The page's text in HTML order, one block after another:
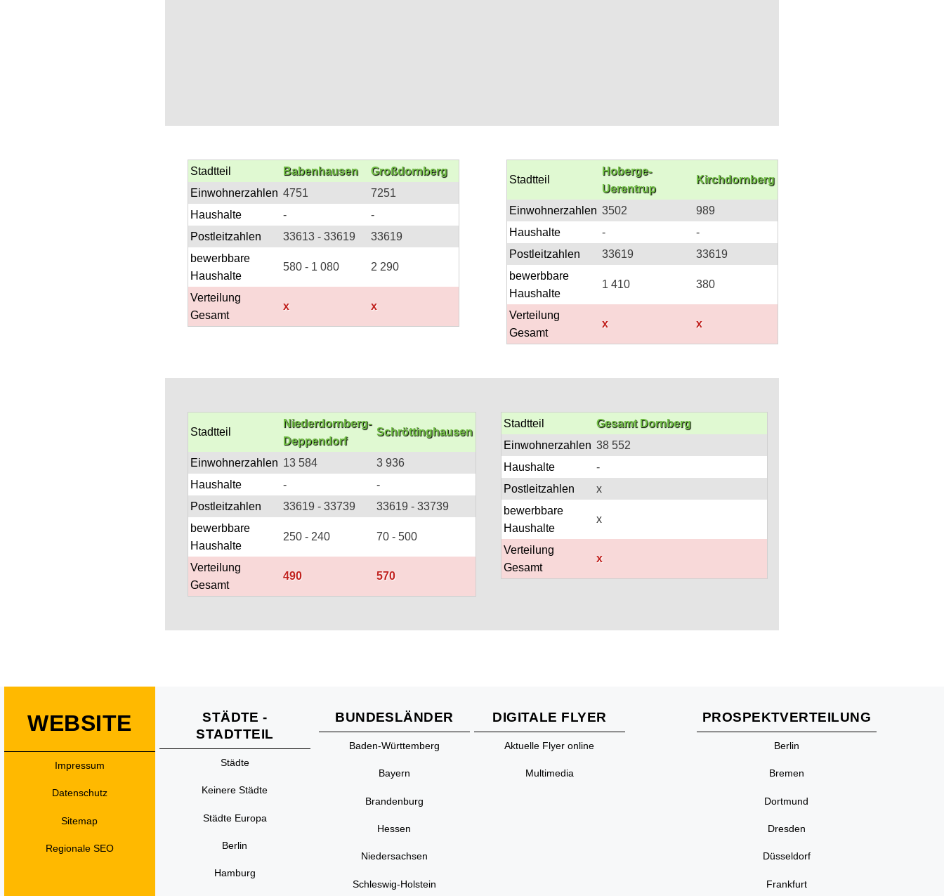
Stadtteil Babenhausen
Großdornberg
Einwohnerzahlen 4751
7251
Haushalte
-
-
Postleitzahlen
33613 - 33619
33619
bewerbbare
Haushalte
580 - 1 080 2 290
Verteilung
Gesamt
x x
Stadtteil
Hoberge-
Uerentrup
Kirchdornberg
Einwohnerzahlen 3502
989
Haushalte
-
-
Postleitzahlen
33619
33619
bewerbbare
Haushalte
1 410 380
Verteilung
Gesamt
x x
Stadtteil
Niederdornberg-
Deppendorf
Schröttinghausen
Einwohnerzahlen 13 584
3 936
Haushalte
-
-
Postleitzahlen
33619 - 33739
33619 - 33739
bewerbbare
Haushalte
250 - 240 70 - 500
Verteilung
Gesamt
490 570
Stadtteil
Gesamt Dornberg
Einwohnerzahlen 38 552
Haushalte
-
Postleitzahlen
x
bewerbbare
Haushalte
x
Verteilung
Gesamt
x
WEBSITE
Impressum
Datenschutz
Sitemap
Regionale SEO
STÄDTE -
STADTTEIL
Städte
Keinere Städte
Städte Europa
Berlin
Hamburg
BUNDESLÄNDER
Baden-Württemberg
Bayern
Brandenburg
Hessen
Niedersachsen
Schleswig-Holstein
DIGITALE FLYER
Aktuelle Flyer online
Multimedia
PROSPEKTVERTEILUNG
Berlin
Bremen
Dortmund
Dresden
Düsseldorf
Frankfurt